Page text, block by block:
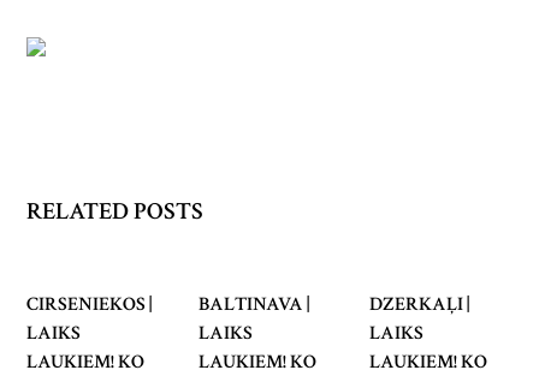
RELATED POSTS
CIRSENIEKOS |
LAIKS
LAUKIEM! KO
BALTINAVA |
LAIKS
LAUKIEM! KO
DZERKAĻI |
LAIKS
LAUKIEM! KO